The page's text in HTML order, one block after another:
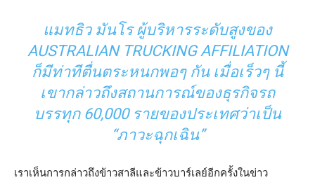
แมทธิว มันโร ผู้บริหารระดับสูงของ
AUSTRALIAN TRUCKING AFFILIATION
ก็มีท่าทีตื่นตระหนกพอๆ กัน เมื่อเร็วๆ นี้
เขากล่าวถึงสถานการณ์ของธุรกิจรถ
บรรทุก 60,000 รายของประเทศว่าเป็น
“ภาวะฉุกเฉิน”
เราเห็นการกล่าวถึงข้าวสาลีและข้าวบาร์เลย์อีกครั้งในข่าว